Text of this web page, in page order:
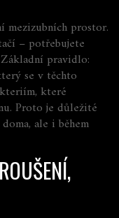
mezizubních prostor.
– potřebujete
pravidlo:
se v těchto
které
Proto je důležité
ale i během